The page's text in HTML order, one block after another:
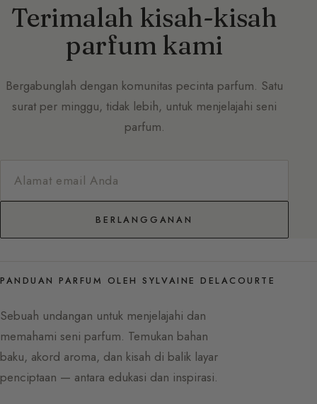
Terimalah kisah-kisah
parfum kami
Bergabunglah dengan komunitas pecinta parfum. Satu
surat per minggu, tidak lebih, untuk menjelajahi seni
parfum.
BERLANGGANAN
PANDUAN PARFUM OLEH SYLVAINE DELACOURTE
Sebuah undangan untuk menjelajahi dan
memahami seni parfum. Temukan bahan
baku, akord aroma, dan kisah di balik layar
penciptaan — antara edukasi dan inspirasi.